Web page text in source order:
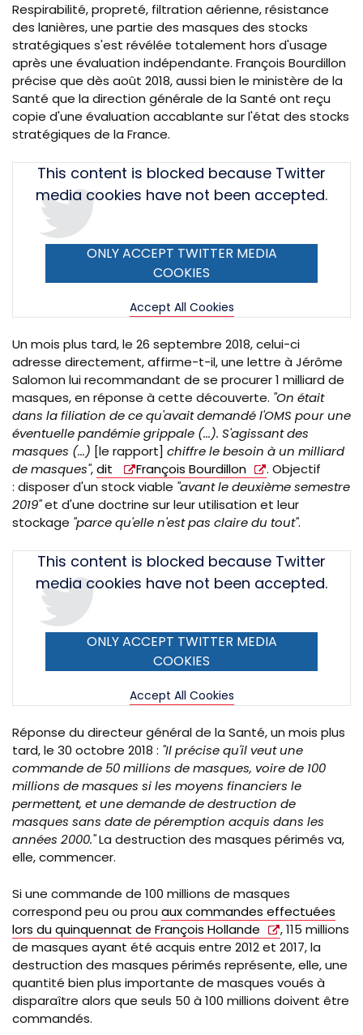
Respirabilité, propreté, filtration aérienne, résistance
des lanières, une partie des masques des stocks
stratégiques s'est révélée totalement hors d'usage
après une évaluation indépendante. François Bourdillon
précise que dès août 2018, aussi bien le ministère de la
Santé que la direction générale de la Santé ont reçu
copie d'une évaluation accablante sur l'état des stocks
stratégiques de la France.
TweetThis content is blocked because Twitter
media cookies have not been accepted.
ONLY ACCEPT TWITTER MEDIA
COOKIES
Accept All Cookies
Un mois plus tard, le 26 septembre 2018, celui-ci
adresse directement, affirme-t-il, une lettre à Jérôme
Salomon lui recommandant de se procurer 1 milliard de
masques, en réponse à cette découverte. "On était
dans la filiation de ce qu'avait demandé l'OMS pour une
éventuelle pandémie grippale (...). S'agissant des
masques (...) [le rapport] chiffre le besoin à un milliard
de masques",dit François Bourdillon . Objectif
: disposer d'un stock viable "avant le deuxième semestre
2019"et d'une doctrine sur leur utilisation et leur
stockage "parce qu'elle n'est pas claire du tout".
TweetThis content is blocked because Twitter
media cookies have not been accepted.
ONLY ACCEPT TWITTER MEDIA
COOKIES
Accept All Cookies
Réponse du directeur général de la Santé, un mois plus
tard, le 30 octobre 2018 : "Il précise qu'il veut une
commande de 50 millions de masques, voire de 100
millions de masques si les moyens financiers le
permettent, et une demande de destruction de
masques sans date de péremption acquis dans les
années 2000."La destruction des masques périmés va,
elle, commencer.
Si une commande de 100 millions de masques
correspond peu ou prou aux commandes effectuées
lors du quinquennat de François Hollande
, 115 millions
de masques ayant été acquis entre 2012 et 2017, la
destruction des masques périmés représente, elle, une
quantité bien plus importante de masques voués à
disparaître alors que seuls 50 à 100 millions doivent être
commandés.